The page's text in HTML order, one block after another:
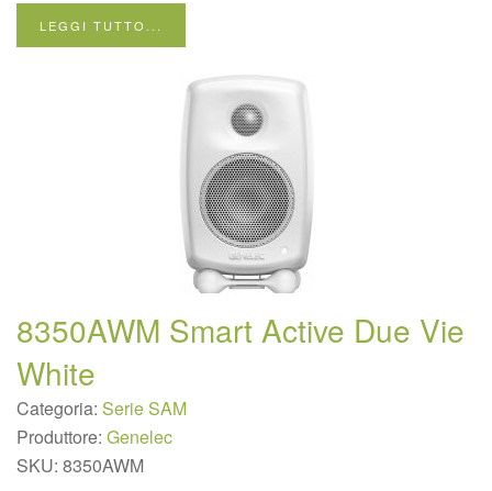
LEGGI TUTTO...
8350AWM Smart Active Due Vie
White
Categoria: Serie SAM
Produttore: Genelec
SKU: 8350AWM